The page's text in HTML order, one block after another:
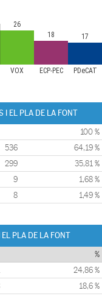
VOX ECP-PEC PDeCAT
26
18
17
I EL PLA DE LA FONT
100 %
536 64,19 %
299 35,81 %
9 1,68 %
8 1,49 %
PLA DE LA FONT
%
24,86 %
18,6 %